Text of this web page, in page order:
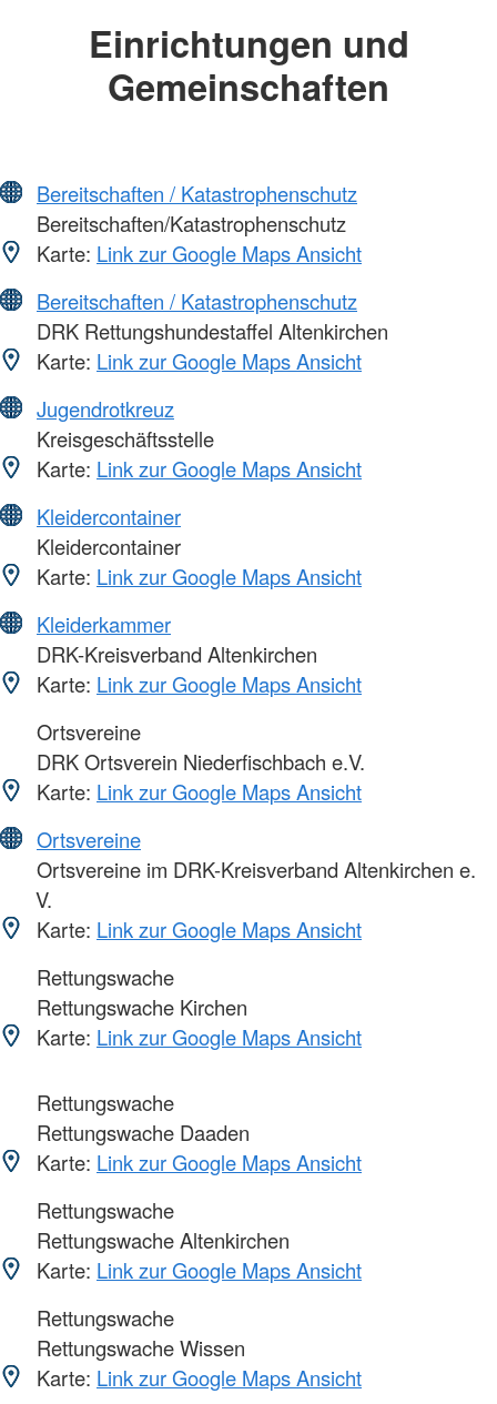
Einrichtungen und
Gemeinschaften
Bereitschaften / Katastrophenschutz
Bereitschaften/Katastrophenschutz
Karte: Link zur Google Maps Ansicht
Bereitschaften / Katastrophenschutz
DRK Rettungshundestaffel Altenkirchen
Karte: Link zur Google Maps Ansicht
Jugendrotkreuz
Kreisgeschäftsstelle
Karte: Link zur Google Maps Ansicht
Kleidercontainer
Kleidercontainer
Karte: Link zur Google Maps Ansicht
Kleiderkammer
DRK-Kreisverband Altenkirchen
Karte: Link zur Google Maps Ansicht
Ortsvereine
DRK Ortsverein Niederfischbach e.V.
Karte: Link zur Google Maps Ansicht
Ortsvereine
Ortsvereine im DRK-Kreisverband Altenkirchen e.
V.
Karte: Link zur Google Maps Ansicht
Rettungswache
Rettungswache Kirchen
Karte: Link zur Google Maps Ansicht
Rettungswache
Rettungswache Daaden
Karte: Link zur Google Maps Ansicht
Rettungswache
Rettungswache Altenkirchen
Karte: Link zur Google Maps Ansicht
Rettungswache
Rettungswache Wissen
Karte: Link zur Google Maps Ansicht